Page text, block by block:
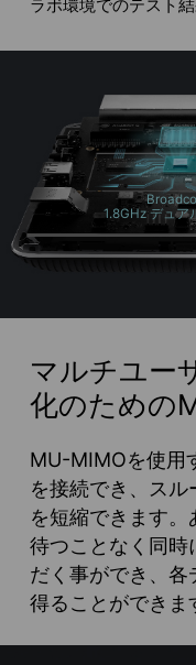
1.8GHz デュア
ラボ環境でのテスト
マルチユー
化のための
MU-MIMOを使用
を接続でき、ス
を短縮できます。
待つことなく同時
だく事ができ、各
得ることができま